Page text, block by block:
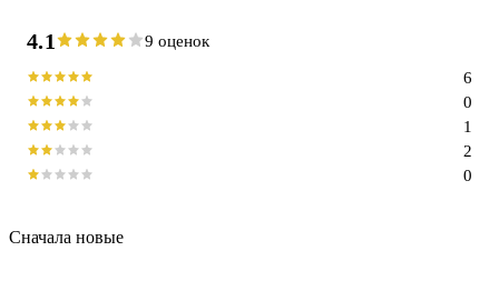
4.1 9 оценок
0
2
1
0
6
Сначала новые